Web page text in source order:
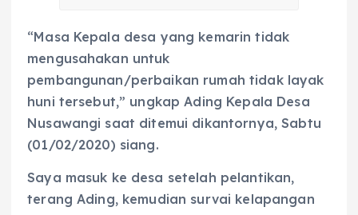
“Masa Kepala desa yang kemarin tidak
mengusahakan untuk
pembangunan/perbaikan rumah tidak layak
huni tersebut,” ungkap Ading Kepala Desa
Nusawangi saat ditemui dikantornya, Sabtu
(01/02/2020) siang.
Saya masuk ke desa setelah pelantikan,
terang Ading, kemudian survai kelapangan